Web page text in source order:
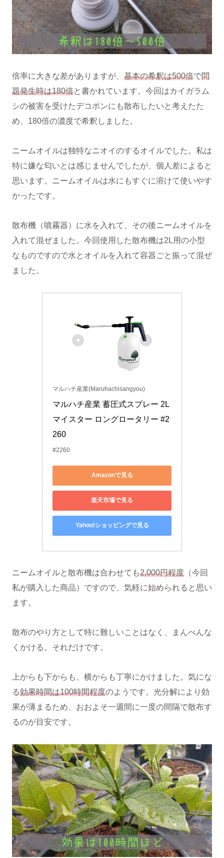
倍率に大きな差がありますが、 基本の希釈は500倍で問
題発生時は180倍と書かれています。今回はカイガラム
シの被害を受けたデコポンにも散布したいと考えたた
め、180倍の濃度で希釈しました。
ニームオイルは独特なニオイのするオイルでした。私は
特に嫌な匂いとは感じませんでしたが、個人差によると
思います。ニームオイルは水にもすぐに溶けて使いやす
かったです。
散布機（噴霧器）に水を入れて、その後ニームオイルを
入れて混ぜました。今回使用した散布機は2L用の小型
なものですので水とオイルを入れて容器ごと振って混ぜ
ました。
マルハチ産業(Maruhachisangyou)
マルハチ産業 蓄圧式スプレー 2L
マイスター ロングロータリー #2
260
#2260
Amazonで見る
楽天市場で見る
Yahoo!ショッピングで見る
ニームオイルと散布機は合わせても2,000円程度 （今回
私が購入した商品）ですので、気軽に始められると思い
ます。
散布のやり方として特に難しいことはなく、まんべんな
くかける。それだけです。
上からも下からも、横からも丁寧にかけました。気にな
る効果時間は100時間程度のようです。光分解により効
果が薄まるため、おおよそ一週間に一度の間隔で散布す
るのが目安です。